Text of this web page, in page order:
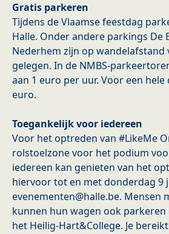
Gratis parkeren
Tijdens de Vlaamse feestdag
Halle. Onder andere parkings De
Nederhem zijn op wandelafstand
gelegen. In de NMBS-
aan 1 euro per uur. Voor een hele
euro.
Toegankelijk voor iedereen
Voor het optreden van #LikeMe
rolstoelzone voor het podium
iedereen kan genieten van het
hiervoor tot en met donderdag 9
evenementen@halle.be. Mensen
kunnen hun wagen ook parkeren
het Heilig-Hart&College. Je